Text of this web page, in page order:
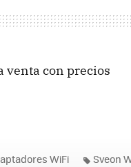
venta con precios
WiFi Sveon